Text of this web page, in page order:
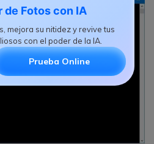
de Fotos con IA
mejora su nitidez y revive tus
con el poder de la IA.
Prueba Online